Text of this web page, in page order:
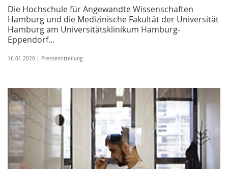
Die Hochschule für Angewandte Wissenschaften
Hamburg und die Medizinische Fakultät der Universität
Hamburg am Universitätsklinikum Hamburg-
Eppendorf…
16.01.2020 | Pressemitteilung